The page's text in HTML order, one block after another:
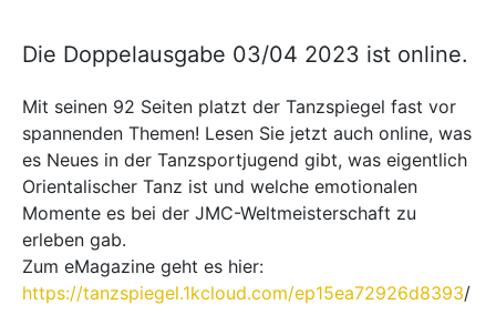
Die Doppelausgabe 03/04 2023 ist online.
Mit seinen 92 Seiten platzt der Tanzspiegel fast vor
spannenden Themen! Lesen Sie jetzt auch online, was
es Neues in der Tanzsportjugend gibt, was eigentlich
Orientalischer Tanz ist und welche emotionalen
Momente es bei der JMC-Weltmeisterschaft zu
erleben gab.
Zum eMagazine geht es hier:
https://tanzspiegel.1kcloud.com/ep15ea72926d8393/